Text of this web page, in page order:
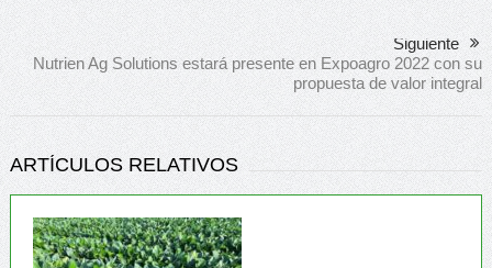
Siguiente
Nutrien Ag Solutions estará presente en Expoagro 2022 con su
propuesta de valor integral
ARTÍCULOS RELATIVOS